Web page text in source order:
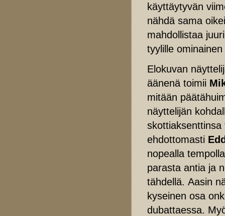
käyttäytyvän
nähdä sama
mahdollistaa
tyylille
Elokuvan
äänenä toimii
mitään
näyttelijän
skottiaksenttinsa
ehdottomasti
nopealla
parasta antia ja
tähdellä. Aasin
kyseinen osa
dubattaessa.